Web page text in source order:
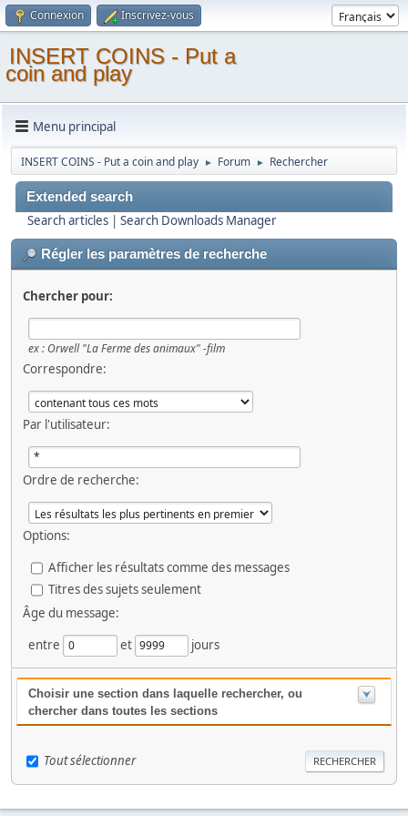
Connexion Inscrivez-vous
INSERT COINS - Put a
coin and play
Menu principal
INSERT COINS - Put a coin and play ► Forum ► Rechercher
Extended search
Search articles |Search Downloads Manager
Régler les paramètres de recherche
Chercher pour:
ex : Orwell "La Ferme des animaux" -film
Correspondre:
Par l'utilisateur:
Ordre de recherche:
Options:
Afficher les résultats comme des messages
Titres des sujets seulement
Âge du message:
entre
et jours
Choisir une section dans laquelle rechercher, ou
chercher dans toutes les sections
Tout sélectionner